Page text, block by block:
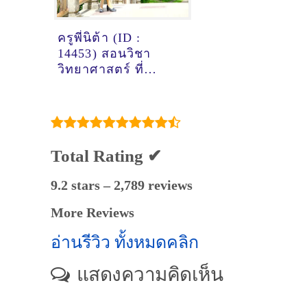
ครูพี่นิต้า (ID :
14453) สอนวิชา
วิทยาศาสตร์ ที่
Total Rating ✔
9.2 stars – 2,789 reviews
More Reviews
อ่านรีวิว ทั้งหมดคลิก
แสดงความคิดเห็น